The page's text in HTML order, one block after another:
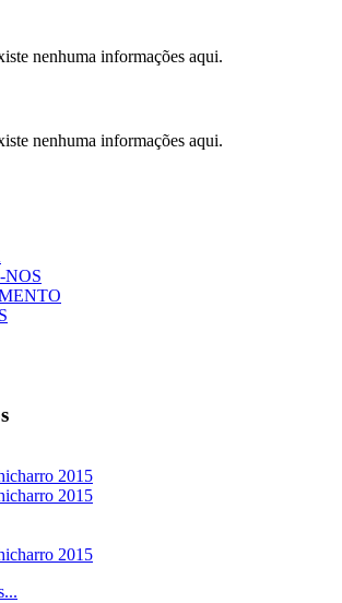
nenhuma informações aqui.
nenhuma informações aqui.
NOS